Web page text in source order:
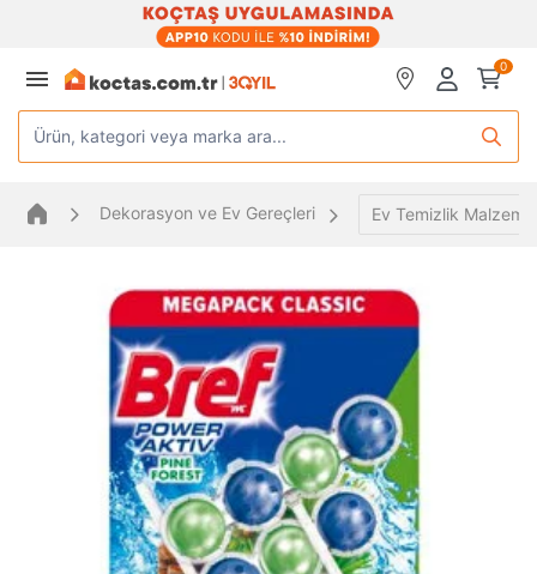
0
Ürün, kategori veya marka ara...
Dekorasyon ve Ev Gereçleri Ev Temizlik